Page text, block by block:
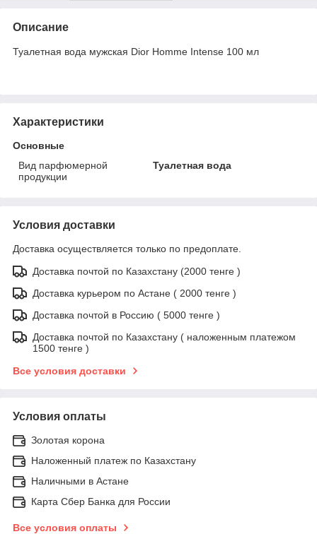
Описание
Туалетная вода мужская Dior Homme Intense 100 мл
Характеристики
Основные
Вид парфюмерной
продукции
Туалетная вода
Условия доставки
Доставка осуществляется только по предоплате.
Доставка почтой по Казахстану (2000 тенге )
Доставка курьером по Астане ( 2000 тенге )
Доставка почтой в Россию ( 5000 тенге )
Доставка почтой по Казахстану ( наложенным платежом
1500 тенге )
Все условия доставки
Условия оплаты
Золотая корона
Наложенный платеж по Казахстану
Наличными в Астане
Карта Сбер Банка для России
Все условия оплаты